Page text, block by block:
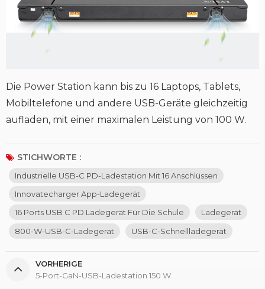
Die Power Station kann bis zu 16 Laptops, Tablets,
Mobiltelefone und andere USB-Geräte gleichzeitig
aufladen, mit einer maximalen Leistung von 100 W.
STICHWORTE :
Industrielle USB-C PD-Ladestation Mit 16 Anschlüssen
Innovatecharger App-Ladegerät
16 Ports USB C PD Ladegerät Für Die Schule
Ladegerät
800-W-USB-C-Ladegerät
USB-C-Schnellladegerät
VORHERIGE
5-Port-GaN-USB-Ladestation 150 W